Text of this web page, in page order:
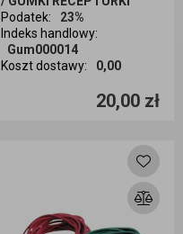
Podatek:
23%
Indeks handlowy:
Gum000014
Koszt dostawy: 0,00
20,00 zł
Ilość sztuk